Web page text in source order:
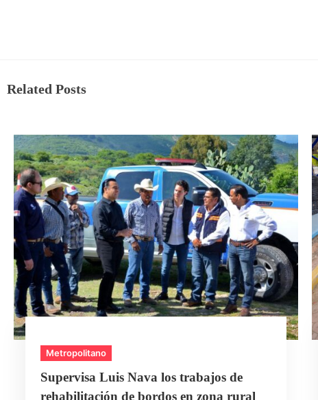
Related Posts
Metropolitano
Supervisa Luis Nava los trabajos de
rehabilitación de bordos en zona rural